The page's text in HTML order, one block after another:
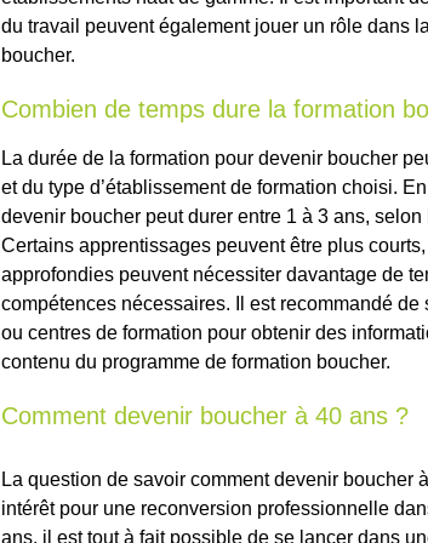
du travail peuvent également jouer un rôle dans
boucher.
Combien de temps dure la formation
La durée de la formation pour devenir boucher
et du type d’établissement de formation choisi.
devenir boucher peut durer entre 1 à 3 ans,
Certains apprentissages peuvent être plus
approfondies peuvent nécessiter davantage de
compétences nécessaires. Il est recommandé
ou centres de formation pour obtenir des
contenu du programme de formation boucher.
Comment devenir boucher à 40 ans ?
La question de savoir comment devenir boucher
intérêt pour une reconversion professionnelle
ans, il est tout à fait possible de se lancer dans